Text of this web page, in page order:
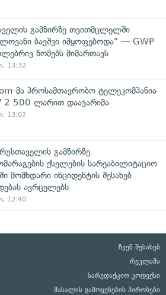
გამზირზე თვითმცლელში
ბავშვი იმყოფებოდა" — GWP
ზომებს მიმართავს
13:32
მა პროსამთავრობო ტელეკომპანია
2 500 ლარით დააჯარიმა
13:02
რუსთაველის გამზირზე
ქსელების სარეაბილიტაციო
მომხდარი ინციდენტის შესახებ
ავრცელებს
12:40
ჩვენ შესახებ
რეკლამა
სარედაქციო კოდექსი
მასალის გამოყენების პირობები